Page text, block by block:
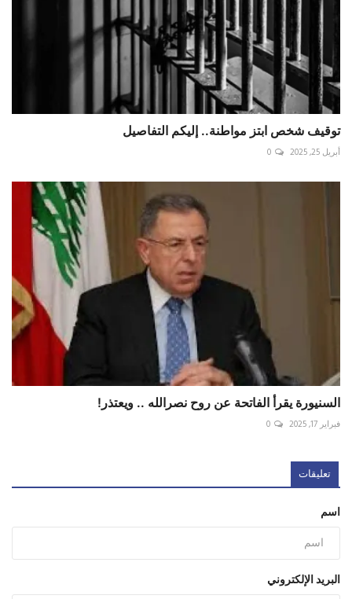
توقيف شخص ابتز مواطنة.. إليكم التفاصيل
أبريل 25, 2025 0
السنيورة يقرأ الفاتحة عن روح نصرالله .. ويعتذر!
فبراير 17, 2025 0
تعليقات
اسم
البريد الإلكتروني